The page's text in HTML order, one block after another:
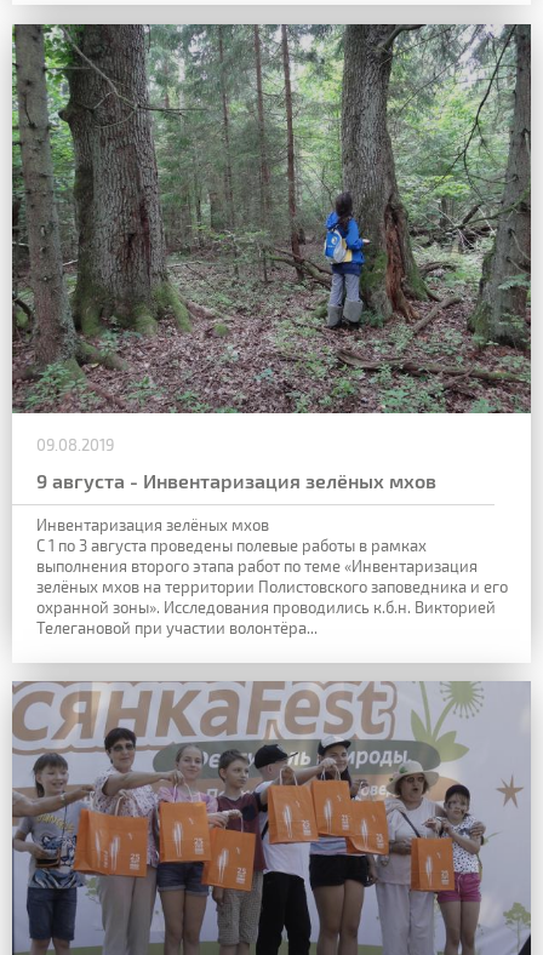
09.08.2019
9 августа - Инвентаризация зелёных мхов
Инвентаризация зелёных мхов
С 1 по 3 августа проведены полевые работы в рамках
выполнения второго этапа работ по теме «Инвентаризация
зелёных мхов на территории Полистовского заповедника и его
охранной зоны». Исследования проводились к.б.н. Викторией
Телегановой при участии волонтёра...